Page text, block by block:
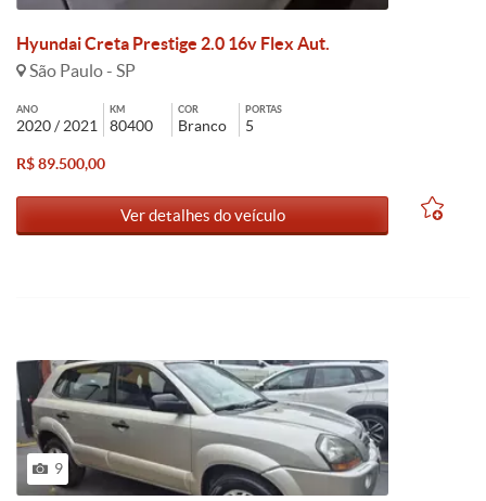
Hyundai Creta Prestige 2.0 16v Flex Aut.
São Paulo - SP
ANO
2020 / 2021
KM
80400
COR
Branco
PORTAS
5
R$ 89.500,00
Ver detalhes do veículo
9